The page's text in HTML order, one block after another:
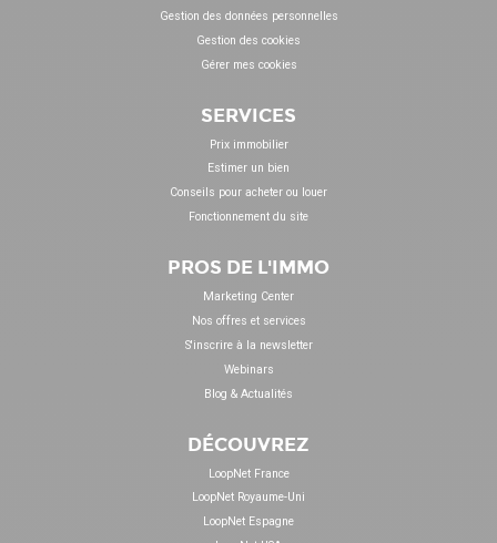
Gestion des données personnelles
Gestion des cookies
Gérer mes cookies
SERVICES
Prix immobilier
Estimer un bien
Conseils pour acheter ou louer
Fonctionnement du site
PROS DE L'IMMO
Marketing Center
Nos offres et services
S'inscrire à la newsletter
Webinars
Blog & Actualités
DÉCOUVREZ
LoopNet France
LoopNet Royaume-Uni
LoopNet Espagne